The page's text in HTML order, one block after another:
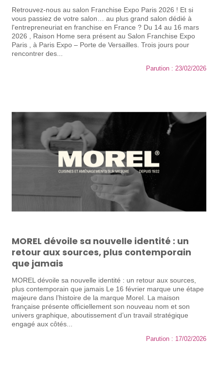
Retrouvez-nous au salon Franchise Expo Paris 2026 ! Et si
vous passiez de votre salon… au plus grand salon dédié à
l'entrepreneuriat en franchise en France ? Du 14 au 16 mars
2026 , Raison Home sera présent au Salon Franchise Expo
Paris , à Paris Expo – Porte de Versailles. Trois jours pour
rencontrer des...
Parution : 23/02/2026
MOREL dévoile sa nouvelle identité : un
retour aux sources, plus contemporain
que jamais
MOREL dévoile sa nouvelle identité : un retour aux sources,
plus contemporain que jamais Le 16 février marque une étape
majeure dans l’histoire de la marque Morel. La maison
française présente officiellement son nouveau nom et son
univers graphique, aboutissement d’un travail stratégique
engagé aux côtés...
Parution : 17/02/2026